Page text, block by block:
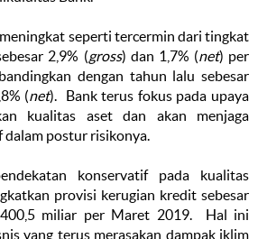
seperti tercermin dari tingkat
2,9% (gross) dan 1,7% (net) per
dengan tahun lalu sebesar
(net). Bank terus fokus pada upaya
kualitas aset dan akan menjaga
dalam postur risikonya.
konservatif pada kualitas
provisi kerugian kredit sebesar
miliar per Maret 2019. Hal ini
yang terus merasakan dampak iklim